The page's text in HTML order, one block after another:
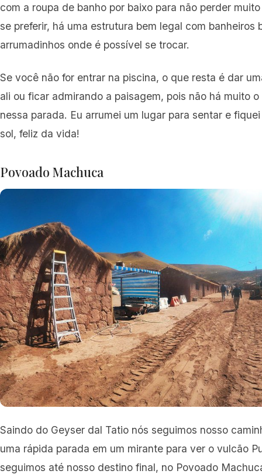
com a roupa de banho por baixo para não perder
se preferir, há uma estrutura bem legal com banheiros
arrumadinhos onde é possível se trocar.
Se você não for entrar na piscina, o que resta é dar
ali ou ficar admirando a paisagem, pois não há muito
nessa parada. Eu arrumei um lugar para sentar e
sol, feliz da vida!
Povoado Machuca
Saindo do Geyser dal Tatio nós seguimos nosso
uma rápida parada em um mirante para ver o vulcão
seguimos até nosso destino final, no Povoado